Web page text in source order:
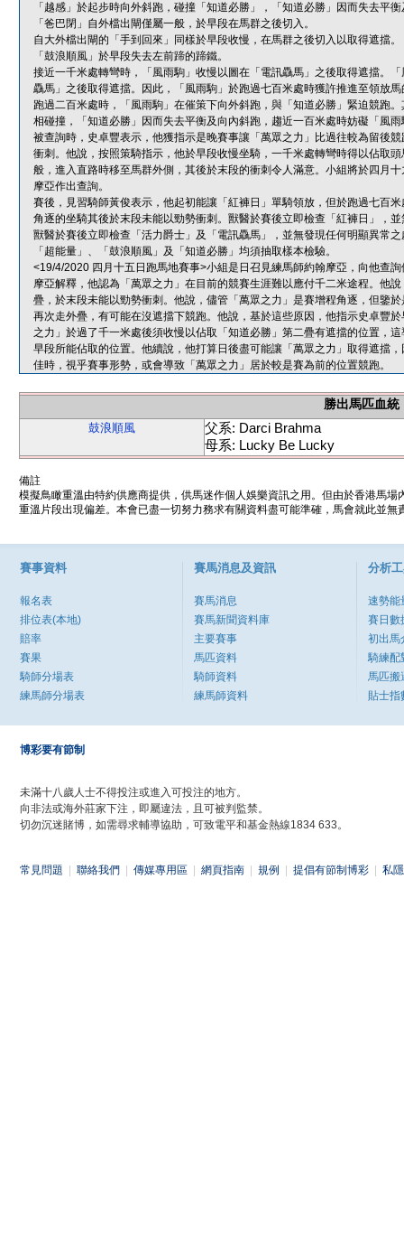
「越感」於起步時向外斜跑，碰撞「知道必勝」，「知道必勝」因而失去平
「爸巴閉」自外檔出閘僅屬一般，於早段在馬群之後切入。
自大外檔出閘的「手到回來」同樣於早段收慢，在馬群之後切入以取得遮擋。
「鼓浪順風」於早段失去左前蹄的蹄鐵。
接近一千米處轉彎時，「風雨駒」收慢以圖在「電訊驫馬」之後取得遮擋。
驫馬」之後取得遮擋。因此，「風雨駒」於跑過七百米處時獲許推進至領放馬
跑過二百米處時，「風雨駒」在催策下向外斜跑，與「知道必勝」緊迫競跑
相碰撞，「知道必勝」因而失去平衡及向內斜跑，趨近一百米處時妨礙「風雨
被查詢時，史卓豐表示，他獲指示是晚賽事讓「萬眾之力」比過往較為留後
衝刺。他說，按照策騎指示，他於早段收慢坐騎，一千米處轉彎時得以佔取
般，進入直路時移至馬群外側，其後於末段的衝刺令人滿意。小組將於四月
摩亞作出查詢。
賽後，見習騎師黃俊表示，他起初能讓「紅褲日」單騎領放，但於跑過七百
角逐的坐騎其後於末段未能以勁勢衝刺。獸醫於賽後立即檢查「紅褲日」，
獸醫於賽後立即檢查「活力爵士」及「電訊驫馬」，並無發現任何明顯異常之
「超能量」、「鼓浪順風」及「知道必勝」均須抽取樣本檢驗。
<19/4/2020 四月十五日跑馬地賽事>小組是日召見練馬師約翰摩亞，向他查
摩亞解釋，他認為「萬眾之力」在目前的競賽生涯難以應付千二米途程。他
疊，於末段未能以勁勢衝刺。他說，儘管「萬眾之力」是賽增程角逐，但鑒
再次走外疊，有可能在沒遮擋下競跑。他說，基於這些原因，他指示史卓豐
之力」於過了千一米處後須收慢以佔取「知道必勝」第二疊有遮擋的位置，
早段所能佔取的位置。他續說，他打算日後盡可能讓「萬眾之力」取得遮擋
佳時，視乎賽事形勢，或會導致「萬眾之力」居於較是賽為前的位置競跑。
勝出馬匹血統
鼓浪順風
父系: Darci Brahma
母系: Lucky Be Lucky
備註
模擬鳥瞰重溫由特約供應商提供，供馬迷作個人娛樂資訊之用。但由於香港馬
重溫片段出現偏差。本會已盡一切努力務求有關資料盡可能準確，馬會就此並
賽事資料
報名表
排位表(本地)
賠率
賽果
騎師分場表
練馬師分場表
賽馬消息及資訊
賽馬消息
賽馬新聞資料庫
主要賽事
馬匹資料
騎師資料
練馬師資料
分析
速勢能
賽日數
初出馬
騎練配
馬匹搬
貼士指
博彩要有節制
未滿十八歲人士不得投注或進入可投注的地方。
向非法或海外莊家下注，即屬違法，且可被判監禁。
切勿沉迷賭博，如需尋求輔導協助，可致電平和基金熱線1834 633。
常見問題 聯絡我們 傳媒專用區 網頁指南 規例 提倡有節制博彩 私